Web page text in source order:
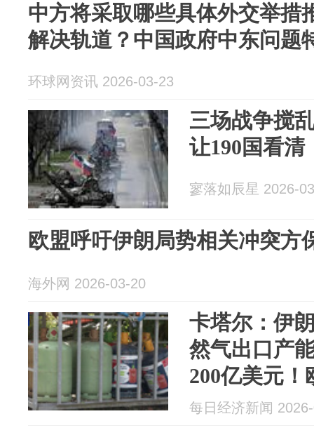
中方将采取哪些具体外交举措
解决轨道？中国政府中东问题
环球网资讯 2026-03-23
三场战争搅
让190国看清
寥落如辰星 2026-
欧盟呼吁伊朗局势相关冲突方
海外网 2026-03-20
卡塔尔：伊
然气出口产
200亿美元
涨，欧盟呼
民用设施
每日经济新闻